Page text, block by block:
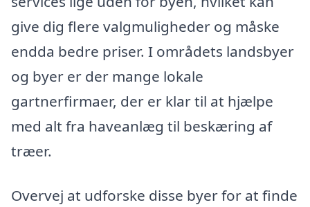
give dig flere valgmuligheder og måske
endda bedre priser. I områdets landsbyer
og byer er der mange lokale
gartnerfirmaer, der er klar til at hjælpe
med alt fra haveanlæg til beskæring af
træer.
Overvej at udforske disse byer for at finde